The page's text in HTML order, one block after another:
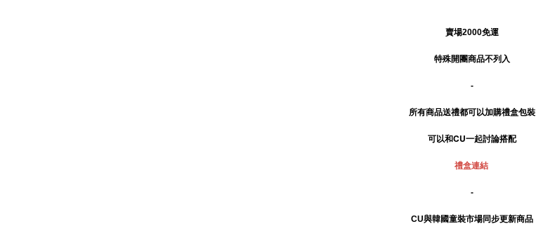
賣場2000免運
特殊開團商品不列入
-
所有商品送禮都可以加購禮盒包裝
可以和CU一起討論搭配
禮盒連結
-
CU與韓國童裝市場同步更新商品